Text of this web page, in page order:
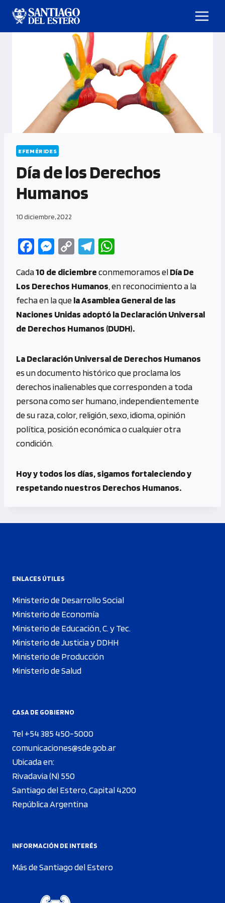
EFEMÉRIDES
Día de los Derechos
Humanos
10 diciembre, 2022
Fa
b
o
o
k
M
se
n
g
er
C
py
Li
n
k
Te
gr
a
m
at
s
A
p
Cada10 de diciembreconmemoramos elDía De
Los Derechos Humanos , en reconocimiento a la
fecha en la quela Asamblea General de las
Naciones Unidas adoptó la Declaración Universal
de Derechos Humanos (DUDH).
La Declaración Universal de Derechos Humanos
es un documento histórico que proclama los
derechos inalienables que corresponden a toda
persona como ser humano, independientemente
de su raza, color, religión, sexo, idioma, opinión
política, posición económica o cualquier otra
condición.
Hoy y todos los días, sigamos fortaleciendo y
respetando nuestros Derechos Humanos.
ENLACES ÚTILES
Ministerio de Desarrollo Social
Ministerio de Economía
Ministerio de Educación, C. y Tec.
Ministerio de Justicia y DDHH
Ministerio de Producción
Ministerio de Salud
CASA DE GOBIERNO
Tel +54 385 450-5000
comunicaciones@sde.gob.ar
Ubicada en:
Rivadavia (N) 550
Santiago del Estero, Capital 4200
República Argentina
INFORMACIÓN DE INTERÉS
Más de Santiago del Estero